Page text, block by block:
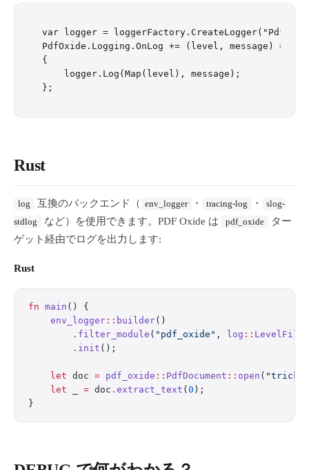
var logger =
PdfOxide.Logging.OnLog += (level, message) =>
{
    logger.Log(Map(level), message);
Rust
log 互換のバックエンド（ env_logger ・ tracing-log ・
slog-
stdlog
など）を使用できます。PDF Oxide は pdf_oxide
ター
ゲット経由でログを出力します:
Rust
fn main () {
    env_logger
:: builder()
        .
filter_module ( "pdf_oxide" , log ::
        .
init ();
    let
doc = pdf_oxide :: PdfDocument :: open (
    let
= doc . extract_text ( 0 );
}